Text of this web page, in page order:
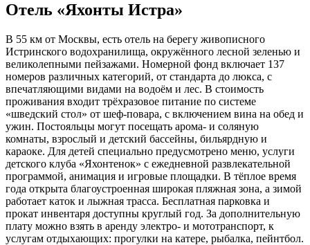
Отель «Яхонты Истра»
В 55 км от Москвы, есть отель на берегу живописного
Истринского водохранилища, окружённого лесной зеленью и
великолепными пейзажами. Номерной фонд включает 137
номеров различных категорий, от стандарта до люкса, с
впечатляющими видами на водоём и лес. В стоимость
проживания входит трёхразовое питание по системе
«шведский стол» от шеф-повара, с включением вина на обед и
ужин. Постояльцы могут посещать арома- и соляную
комнаты, взрослый и детский бассейны, бильярдную и
караоке. Для детей специально предусмотрено меню, услуги
детского клуба «Яхонтенок» с ежедневной развлекательной
программой, анимация и игровые площадки. В тёплое время
года открыта благоустроенная широкая пляжная зона, а зимой
работает каток и лыжная трасса. Бесплатная парковка и
прокат инвентаря доступны круглый год. За дополнительную
плату можно взять в аренду электро- и мототранспорт, к
услугам отдыхающих: прогулки на катере, рыбалка, пейнтбол.